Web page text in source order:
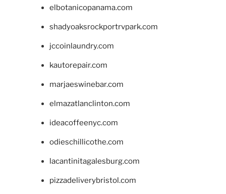
elbotanicopanama.com
shadyoaksrockportrvpark.com
jccoinlaundry.com
kautorepair.com
marjaeswinebar.com
elmazatlanclinton.com
ideacoffeenyc.com
odieschillicothe.com
lacantinitagalesburg.com
pizzadeliverybristol.com